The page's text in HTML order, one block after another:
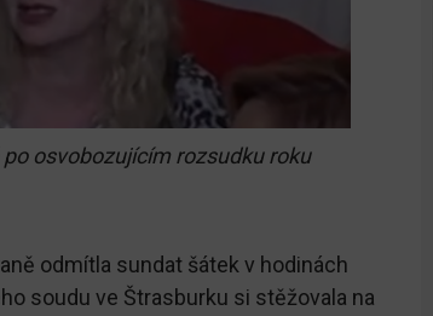
osvobozujícím rozsudku roku
odmítla sundat šátek v hodinách
soudu ve Štrasburku si stěžovala na